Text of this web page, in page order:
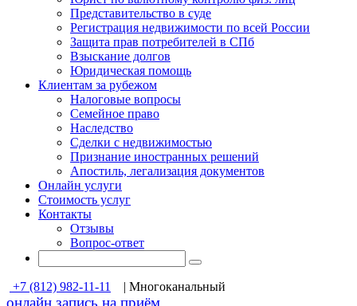
Представительство в суде
Регистрация недвижимости по всей России
Защита прав потребителей в СПб
Взыскание долгов
Юридическая помощь
Клиентам за рубежом
Налоговые вопросы
Семейное право
Наследство
Сделки с недвижимостью
Признание иностранных решений
Апостиль, легализация документов
Онлайн услуги
Стоимость услуг
Контакты
Отзывы
Вопрос-ответ
+7 (812) 982-11-11 | Многоканальный
онлайн запись на приём